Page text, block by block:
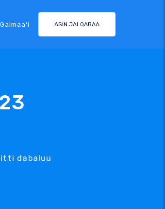
Galmaa'i ASIN JALQABAA
dabaluu